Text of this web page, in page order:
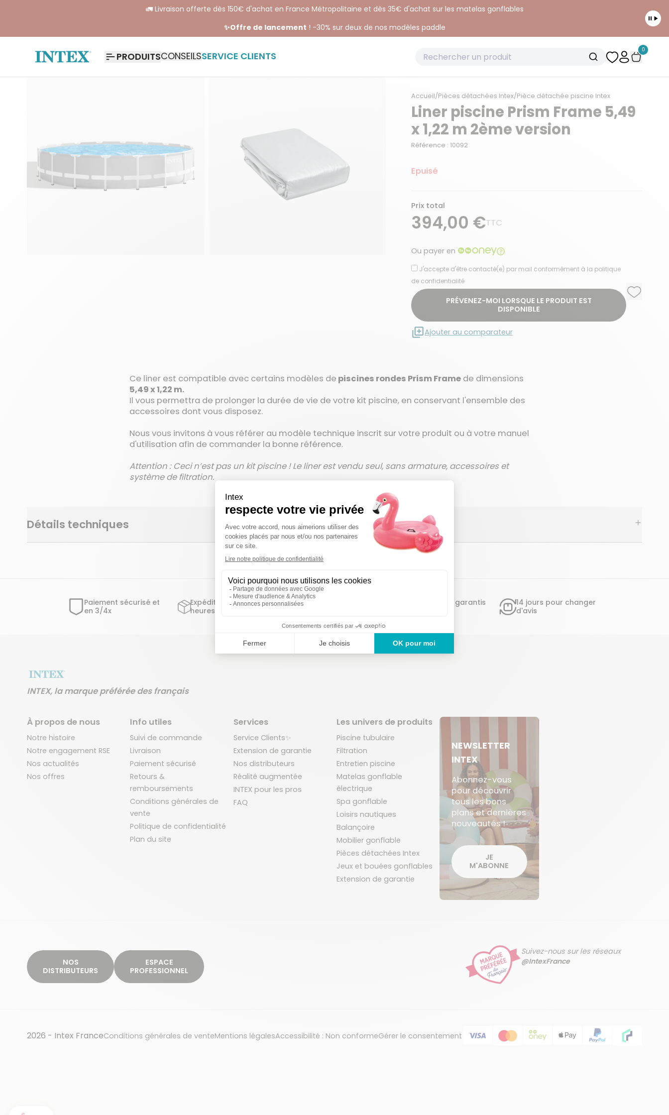
🚛 Livraison offerte dès 150€ d'achat en France Métropolitaine et dès 35€ d'achat sur les matelas gonflables
✨Offre de lancement ! -30% sur deux de nos modèles paddle
PRODUITSCONSEILSSERVICE CLIENTS
0
Accueil/Pièces détachées Intex/Pièce détachée piscine Intex
Liner piscine Prism Frame 5,49
x 1,22 m 2ème version
Référence : 10092
Epuisé
Prix total
394,00 €TTC
Ou payer en
J'accepte d'être contacté(e) par mail conformément à la politique
de confidentialité
PRÉVENEZ-MOI LORSQUE LE PRODUIT EST
DISPONIBLE
Ajouter
Ajouter au comparateur
Ce liner est compatible avec certains modèles de piscines rondes Prism Frame de dimensions
5,49 x 1,22 m.
Il vous permettra de prolonger la durée de vie de votre kit piscine, en conservant l'ensemble des
accessoires dont vous disposez.
Nous vous invitons à vous référer au modèle technique inscrit sur votre produit ou à votre manuel
d'utilisation afin de commander la bonne référence.
Attention : Ceci n’est pas un kit piscine ! Le liner est vendu seul, sans armature, accessoires et
système de filtration.
Détails techniques
Paiement sécurisé et
en 3/4x
Expédition sous 48-72
heures ouvrées
Des produits garantis
14 jours pour changer
d'avis
INTEX, la marque préférée des français
À propos de nous
Notre histoire
Notre engagement RSE
Nos actualités
Nos offres
Info utiles
Suivi de commande
Livraison
Paiement sécurisé
Retours &
remboursements
Conditions générales de
vente
Politique de confidentialité
Plan du site
Services
Service Clients✨
Extension de garantie
Nos distributeurs
Réalité augmentée
INTEX pour les pros
FAQ
Les univers de produits
Piscine tubulaire
Filtration
Entretien piscine
Matelas gonflable
électrique
Spa gonflable
Loisirs nautiques
Balançoire
Mobilier gonflable
Pièces détachées Intex
Jeux et bouées gonflables
Extension de garantie
NEWSLETTER
INTEX
Abonnez-vous
pour découvrir
tous les bons
plans et dernières
nouveautés !
JE
M'ABONNE
NOS
DISTRIBUTEURS
ESPACE
PROFESSIONNEL
Suivez-nous sur les réseaux
@IntexFrance
2026 - Intex FranceConditions générales de venteMentions légalesAccessibilité : Non conformeGérer le consentement